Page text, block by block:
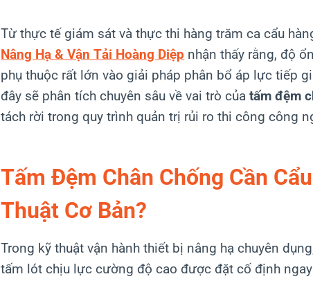
Từ thực tế giám sát và thực thi hàng trăm ca cẩu
Nâng Hạ & Vận Tải Hoàng Diệp nhận thấy rằng, độ
phụ thuộc rất lớn vào giải pháp phân bổ áp lực tiếp
đây sẽ phân tích chuyên sâu về vai trò củatấm đệm
tách rời trong quy trình quản trị rủi ro thi công công
Tấm Đệm Chân Chống Cần
Thuật Cơ Bản?
Trong kỹ thuật vận hành thiết bị nâng hạ chuyên
tấm lót chịu lực cường độ cao được đặt cố định